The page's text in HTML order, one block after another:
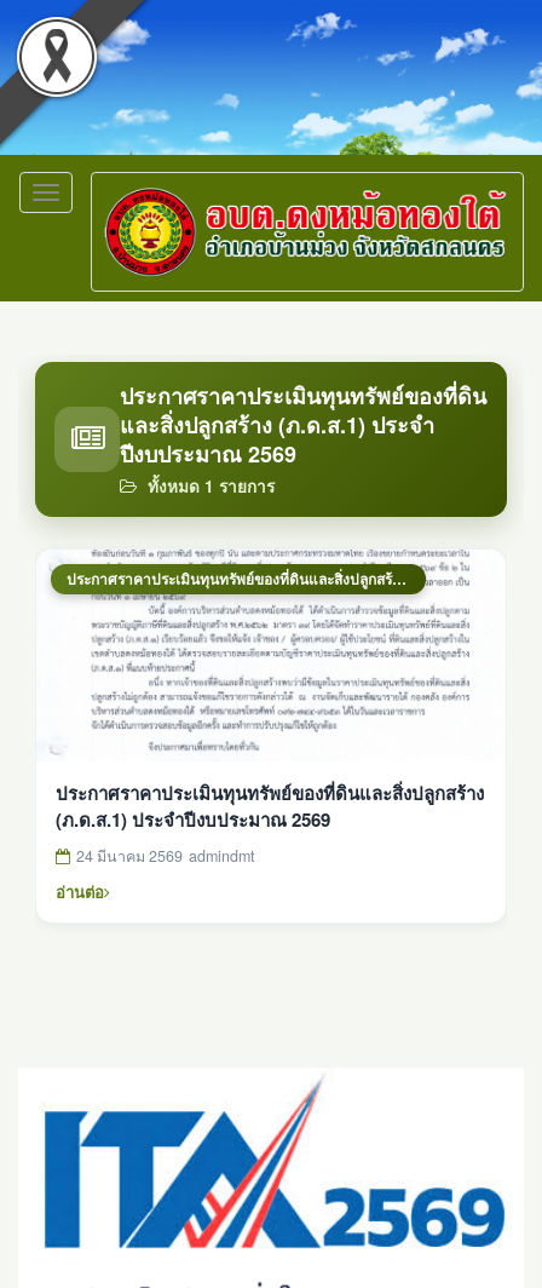
Toggle
navigation
ประกาศราคาประเมินทุนทรัพย์ของที่ดิน
และสิ่งปลูกสร้าง (ภ.ด.ส.1) ประจำ
ปีงบประมาณ 2569
ทั้งหมด 1 รายการ
ประกาศราคาประเมินทุนทรัพย์ของที่ดินและสิ่งปลูกสร้าง (ภ.ด.ส.1) ประจำปีงบประมาณ 2569
ประกาศราคาประเมินทุนทรัพย์ของที่ดินและสิ่งปลูกสร้าง
(ภ.ด.ส.1) ประจำปีงบประมาณ 2569
24 มีนาคม 2569 admindmt
อ่านต่อ